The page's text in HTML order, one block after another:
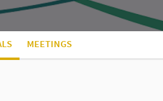
MEETINGS